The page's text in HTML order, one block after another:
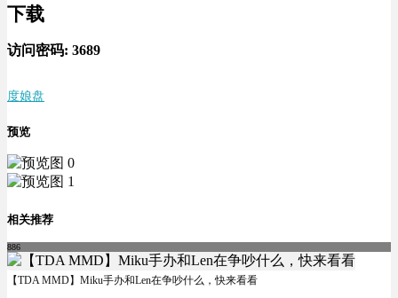
下载
访问密码: 3689
度娘盘
预览
相关推荐
886
【TDA MMD】Miku手办和Len在争吵什么，快来看看